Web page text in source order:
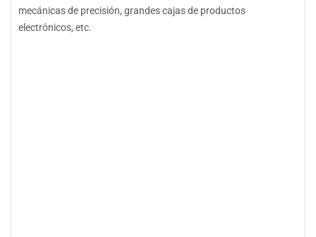
mecánicas de precisión, grandes cajas de productos
electrónicos, etc.